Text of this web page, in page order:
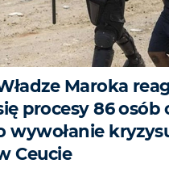
Maroka
procesy 86 osób
wywołanie
Ceucie